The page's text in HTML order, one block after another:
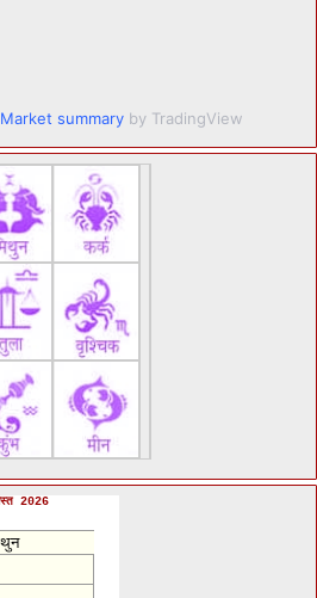
Market summary by TradingView